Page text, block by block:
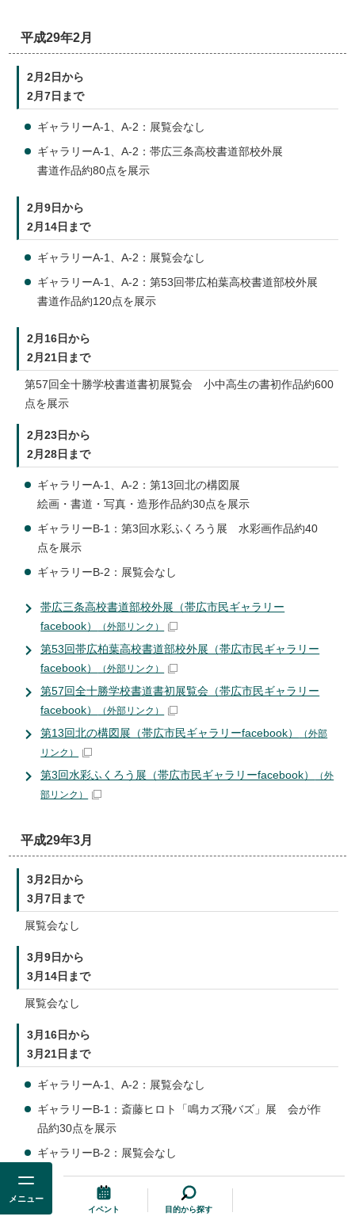
平成29年2月
2月2日から
2月7日まで
ギャラリーA-1、A-2：展覧会なし
ギャラリーA-1、A-2：帯広三条高校書道部校外展
書道作品約80点を展示
2月9日から
2月14日まで
ギャラリーA-1、A-2：展覧会なし
ギャラリーA-1、A-2：第53回帯広柏葉高校書道部校外展
書道作品約120点を展示
2月16日から
2月21日まで
第57回全十勝学校書道書初展覧会 小中高生の書初作品約600
点を展示
2月23日から
2月28日まで
ギャラリーA-1、A-2：第13回北の構図展
絵画・書道・写真・造形作品約30点を展示
ギャラリーB-1：第3回水彩ふくろう展 水彩画作品約40
点を展示
ギャラリーB-2：展覧会なし
帯広三条高校書道部校外展（帯広市民ギャラリー
facebook）
（外部リンク）
第53回帯広柏葉高校書道部校外展（帯広市民ギャラリー
facebook）
（外部リンク）
第57回全十勝学校書道書初展覧会（帯広市民ギャラリー
facebook）
（外部リンク）
第13回北の構図展（帯広市民ギャラリーfacebook）
（外部
リンク）
第3回水彩ふくろう展（帯広市民ギャラリーfacebook）
（外
部リンク）
平成29年3月
3月2日から
3月7日まで
展覧会なし
3月9日から
3月14日まで
展覧会なし
3月16日から
3月21日まで
ギャラリーA-1、A-2：展覧会なし
ギャラリーB-1：斎藤ヒロト「鳴カズ飛バズ」展 会が作
品約30点を展示
ギャラリーB-2：展覧会なし
3月28日まで
メニュー
イベント 目的から探す